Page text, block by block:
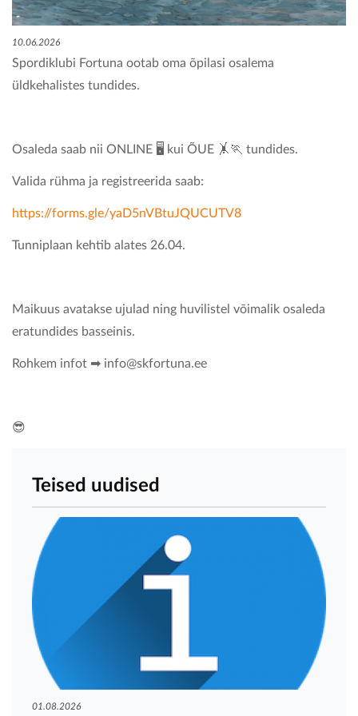
10.06.2026
Spordiklubi Fortuna ootab oma õpilasi osalema
üldkehalistes tundides.
Osaleda saab nii ONLINE 🖥 kui ÕUE 🤸🏃 tundides.
Valida rühma ja registreerida saab:
https://forms.gle/yaD5nVBtuJQUCUTV8
Tunniplaan kehtib alates 26.04.
Maikuus avatakse ujulad ning huvilistel võimalik osaleda
eratundides basseinis.
Rohkem infot ➡ info@skfortuna.ee
😎
Teised uudised
01.08.2026